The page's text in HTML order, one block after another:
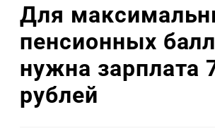
Для
пенсионных
нужна зарплата
рублей